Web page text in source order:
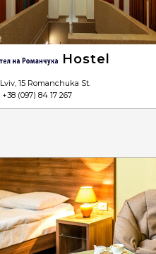
Hostel
Lviv, 15 Romanchuka St.
+38 (097) 84 17 267